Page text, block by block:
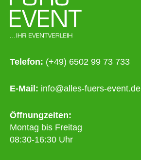
Telefon: (+49) 6502 99 73 733
E-Mail: info@alles-fuers-event.de
Öffnungzeiten:
Montag bis Freitag
08:30-16:30 Uhr